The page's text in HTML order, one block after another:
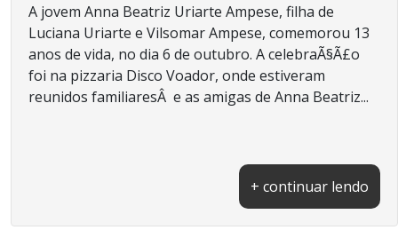
A jovem Anna Beatriz Uriarte Ampese, filha de
Luciana Uriarte e Vilsomar Ampese, comemorou 13
anos de vida, no dia 6 de outubro. A celebraÃ§Ã£o
foi na pizzaria Disco Voador, onde estiveram
reunidos familiaresÂ e as amigas de Anna Beatriz...
+ continuar lendo